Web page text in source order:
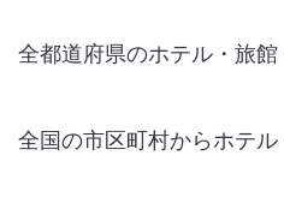
全都道府県のホテル・旅館
全国の市区町村からホテ